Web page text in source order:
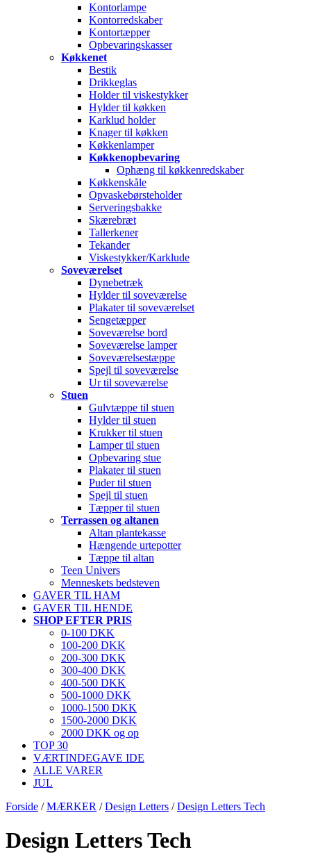
Kontorlampe
Kontorredskaber
Kontortæpper
Opbevaringskasser
Køkkenet
Bestik
Drikkeglas
Holder til viskestykker
Hylder til køkken
Karklud holder
Knager til køkken
Køkkenlamper
Køkkenopbevaring
Ophæng til køkkenredskaber
Køkkenskåle
Opvaskebørsteholder
Serveringsbakke
Skærebræt
Tallerkener
Tekander
Viskestykker/Karklude
Soveværelset
Dynebetræk
Hylder til soveværelse
Plakater til soveværelset
Sengetæpper
Soveværelse bord
Soveværelse lamper
Soveværelsestæppe
Spejl til soveværelse
Ur til soveværelse
Stuen
Gulvtæppe til stuen
Hylder til stuen
Krukker til stuen
Lamper til stuen
Opbevaring stue
Plakater til stuen
Puder til stuen
Spejl til stuen
Tæpper til stuen
Terrassen og altanen
Altan plantekasse
Hængende urtepotter
Tæppe til altan
Teen Univers
Menneskets bedsteven
GAVER TIL HAM
GAVER TIL HENDE
SHOP EFTER PRIS
0-100 DKK
100-200 DKK
200-300 DKK
300-400 DKK
400-500 DKK
500-1000 DKK
1000-1500 DKK
1500-2000 DKK
2000 DKK og op
TOP 30
VÆRTINDEGAVE IDE
ALLE VARER
JUL
Forside /MÆRKER /Design Letters /Design Letters Tech
Design Letters Tech